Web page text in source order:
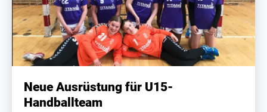
Neue Ausrüstung für U15-
Handballteam